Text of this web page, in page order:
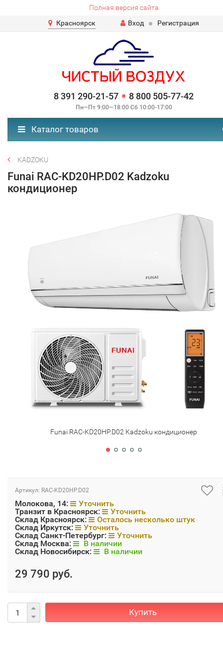
Полная версия сайта
Красноярск
Вход Регистрация
8 391 290-21-57 8 800 505-77-42
Пн—Пт 9:00—18:00 Сб 10:00-17:00
Каталог товаров
KADZOKU
Funai RAC-KD20HP.D02 Kadzoku
кондиционер
Funai RAC-KD20HP.D02 Kadzoku кондиционер
Артикул: RAC-KD20HP.D02
Молокова, 14:
Уточнить
Транзит в Красноярск:
Уточнить
Склад Красноярск:
Осталось несколько штук
Склад Иркутск:
Уточнить
Склад Санкт-Петербург:
Уточнить
Склад Москва:
В наличии
Склад Новосибирск:
В наличии
29 790 руб.
Купить